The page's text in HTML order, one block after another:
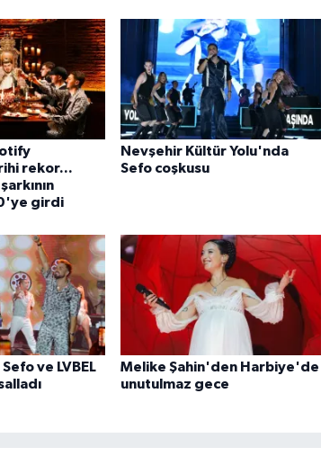
rekor...
girdi
Nevşehir Kültür Yolu'nda
Sefo coşkusu
ve LVBEL
Melike Şahin'den Harbiye'de
unutulmaz gece